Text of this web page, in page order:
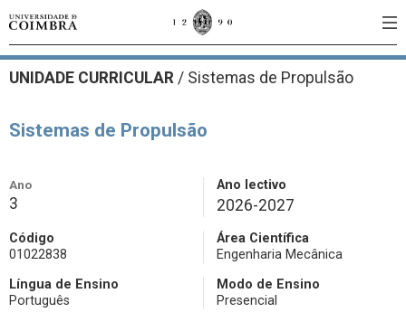
UNIDADE CURRICULAR / Sistemas de Propulsão
Sistemas de Propulsão
Ano
3
Ano lectivo
2026-2027
Código
01022838
Área Científica
Engenharia Mecânica
Língua de Ensino
Português
Modo de Ensino
Presencial